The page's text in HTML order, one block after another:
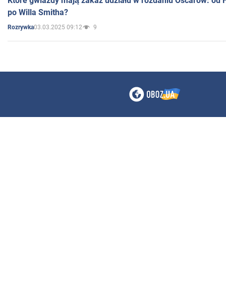
po Willa Smitha?
Rozrywka03.03.2025 09:12 9